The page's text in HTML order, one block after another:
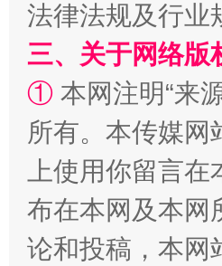
法律法规及行业
三、关于网络版
① 本网注明“来
所有。本传媒网
上使用你留言
布在本网及本网
论和投稿，本网